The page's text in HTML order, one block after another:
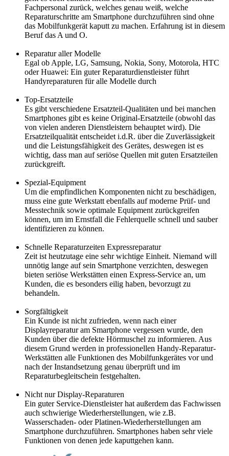
Fachpersonal zurück, welches genau weiß, welche
Reparaturschritte am Smartphone durchzuführen sind ohne
das Mobilfunkgerät kaputt zu machen. Erfahrung ist in diesem
Beruf das A und O.
Reparatur aller Modelle
Egal ob Apple, LG, Samsung, Nokia, Sony, Motorola, HTC
oder Huawei: Ein guter Reparaturdienstleister führt
Handyreparaturen für alle Modelle durch
Top-Ersatzteile
Es gibt verschiedene Ersatzteil-Qualitäten und bei manchen
Smartphones gibt es keine Original-Ersatzteile (obwohl das
von vielen anderen Dienstleistern behauptet wird). Die
Ersatzteilqualität entscheidet i.d.R. über die Zuverlässigkeit
und die Leistungsfähigkeit des Gerätes, deswegen ist es
wichtig, dass man auf seriöse Quellen mit guten Ersatzteilen
zurückgreift.
Spezial-Equipment
Um die empfindlichen Komponenten nicht zu beschädigen,
muss eine gute Werkstatt ebenfalls auf moderne Prüf- und
Messtechnik sowie optimale Equipment zurückgreifen
können, um im Ernstfall die Fehlerquelle schnell und sauber
identifizieren zu können.
Schnelle Reparaturzeiten Expressreparatur
Zeit ist heutzutage eine sehr wichtige Einheit. Niemand will
unnötig lange auf sein Smartphone verzichten, deswegen
bieten seriöse Werkstätten einen Express-Service an, um
Kunden, die es besonders eilig haben, bevorzugt zu
behandeln.
Sorgfältigkeit
Ein Kunde ist nicht zufrieden, wenn nach einer
Displayreparatur am Smartphone vergessen wurde, den
Kunden über die defekte Hörmuschel zu informieren. Aus
diesem Grund werden in professionellen Handy-Reparatur-
Werkstätten alle Funktionen des Mobilfunkgerätes vor und
nach der Instandsetzung genau überprüft und im
Reparaturbegleitschein festgehalten.
Nicht nur Display-Reparaturen
Ein guter Service-Dienstleister hat außerdem das Fachwissen
auch schwierige Wiederherstellungen, wie z.B.
Wasserschaden- oder Platinen-Wiederherstellungen am
Smartphone durchzuführen. Smartphones haben sehr viele
Funktionen von denen jede kaputtgehen kann.